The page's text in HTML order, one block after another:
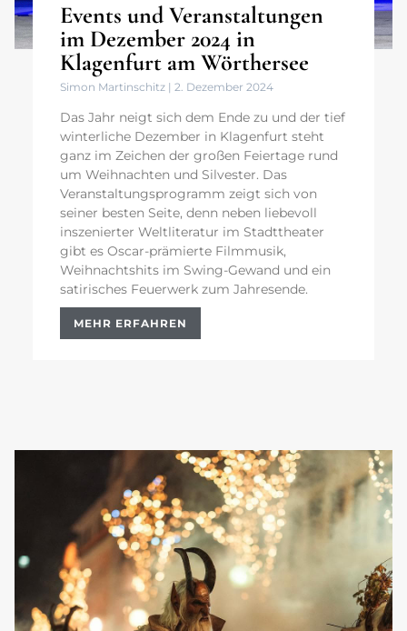
Events und Veranstaltungen
im Dezember 2024 in
Klagenfurt am Wörthersee
Simon Martinschitz 2. Dezember 2024
Das Jahr neigt sich dem Ende zu und der tief
winterliche Dezember in Klagenfurt steht
ganz im Zeichen der großen Feiertage rund
um Weihnachten und Silvester. Das
Veranstaltungsprogramm zeigt sich von
seiner besten Seite, denn neben liebevoll
inszenierter Weltliteratur im Stadttheater
gibt es Oscar-prämierte Filmmusik,
Weihnachtshits im Swing-Gewand und ein
satirisches Feuerwerk zum Jahresende.
MEHR ERFAHREN